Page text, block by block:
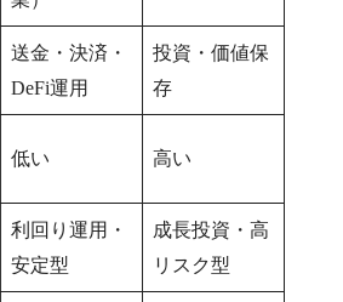
送金・決済・
DeFi運用
投資・価値保
存
低い 高い
利回り運用・
安定型
成長投資・高
リスク型